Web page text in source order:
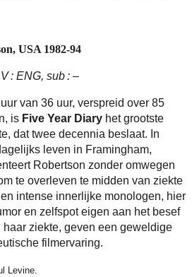
USA 1982-94
: ENG, sub : –
van 36 uur, verspreid over 85
is Five Year Diary het grootste
dat twee decennia beslaat. In
leven in Framingham,
Robertson zonder omwegen
te overleven te midden van ziekte
intense innerlijke monologen, hier
en zelfspot eigen aan het besef
ziekte, geven een geweldige
filmervaring.
Levine.